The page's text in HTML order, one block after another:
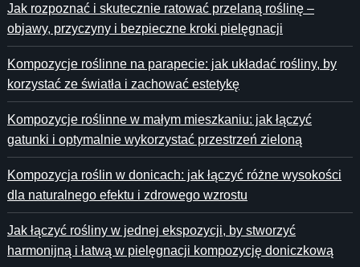
Jak rozpoznać i skutecznie ratować przelaną roślinę –
objawy, przyczyny i bezpieczne kroki pielęgnacji
Kompozycje roślinne na parapecie: jak układać rośliny, by
korzystać ze światła i zachować estetykę
Kompozycje roślinne w małym mieszkaniu: jak łączyć
gatunki i optymalnie wykorzystać przestrzeń zieloną
Kompozycja roślin w donicach: jak łączyć różne wysokości
dla naturalnego efektu i zdrowego wzrostu
Jak łączyć rośliny w jednej ekspozycji, by stworzyć
harmonijną i łatwą w pielęgnacji kompozycję doniczkową